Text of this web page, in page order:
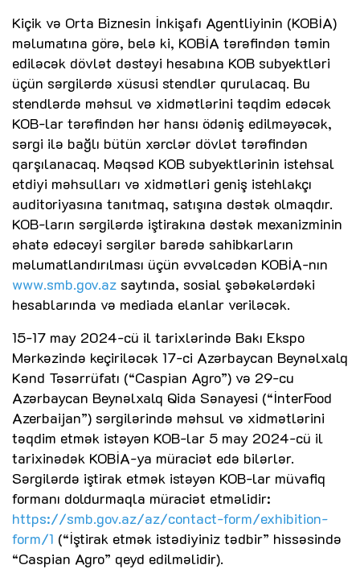
Kiçik və Orta Biznesin İnkişafı Agentliyinin (KOBİA)
məlumatına görə, belə ki, KOBİA tərəfindən təmin
ediləcək dövlət dəstəyi hesabına KOB subyektləri
üçün sərgilərdə xüsusi stendlər qurulacaq. Bu
stendlərdə məhsul və xidmətlərini təqdim edəcək
KOB-lar tərəfindən hər hansı ödəniş edilməyəcək,
sərgi ilə bağlı bütün xərclər dövlət tərəfindən
qarşılanacaq. Məqsəd KOB subyektlərinin istehsal
etdiyi məhsulları və xidmətləri geniş istehlakçı
auditoriyasına tanıtmaq, satışına dəstək olmaqdır.
KOB-ların sərgilərdə iştirakına dəstək mexanizminin
əhatə edəcəyi sərgilər barədə sahibkarların
məlumatlandırılması üçün əvvəlcədən KOBİA-nın
www.smb.gov.az saytında, sosial şəbəkələrdəki
hesablarında və mediada elanlar veriləcək.
15-17 may 2024-cü il tarixlərində Bakı Ekspo
Mərkəzində keçiriləcək 17-ci Azərbaycan Beynəlxalq
Kənd Təsərrüfatı (“Caspian Agro”) və 29-cu
Azərbaycan Beynəlxalq Qida Sənayesi (“İnterFood
Azerbaijan”) sərgilərində məhsul və xidmətlərini
təqdim etmək istəyən KOB-lar 5 may 2024-cü il
tarixinədək KOBİA-ya müraciət edə bilərlər.
Sərgilərdə iştirak etmək istəyən KOB-lar müvafiq
formanı doldurmaqla müraciət etməlidir:
https://smb.gov.az/az/contact-form/exhibition-
form/1 (“İştirak etmək istədiyiniz tədbir” hissəsində
“Caspian Agro” qeyd edilməlidir).